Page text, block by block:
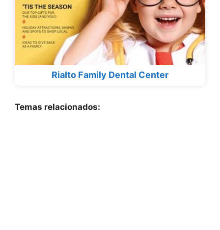
Rialto Family Dental Center
Temas relacionados: